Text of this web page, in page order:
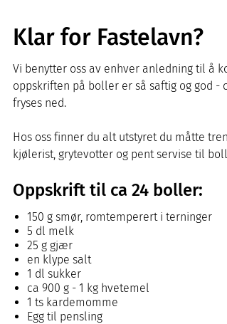
Klar for Fastelavn?
Vi benytter oss av enhver anledning til å
oppskriften på boller er så saftig og god -
fryses ned.
Hos oss finner du alt utstyret du måtte
kjølerist, grytevotter og pent servise til
Oppskrift til ca 24 boller:
150 g smør, romtemperert i terninger
5 dl melk
25 g gjær
en klype salt
1 dl sukker
ca 900 g - 1 kg hvetemel
1 ts kardemomme
Egg til pensling